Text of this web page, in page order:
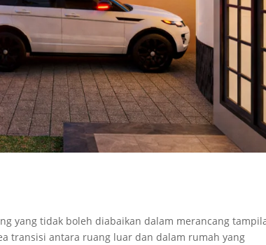
yang tidak boleh diabaikan dalam merancang
transisi antara ruang luar dan dalam rumah yang